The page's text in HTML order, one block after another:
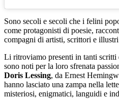
Sono secoli e secoli che i felini
come protagonisti di poesie,
compagni di artisti, scrittori e
Li ritroviamo presenti in tanti scritti
sono noti per la loro sfrenata
Doris Lessing, da Ernest
hanno lasciato una zampa nella
misteriosi, enigmatici, languidi e